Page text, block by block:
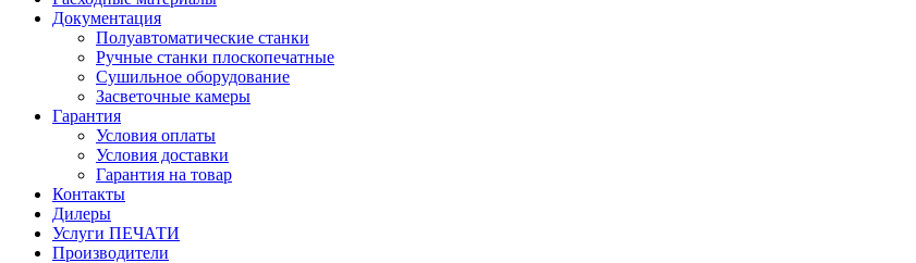
Документация
Полуавтоматические станки
Ручные станки плоскопечатные
Сушильное оборудование
Засветочные камеры
Гарантия
Условия оплаты
Условия доставки
Гарантия на товар
Контакты
Дилеры
Услуги ПЕЧАТИ
Производители